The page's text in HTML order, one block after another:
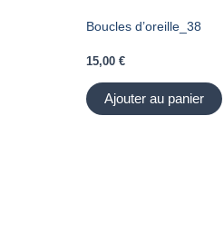
Boucles d’oreille_38
15,00 €
Ajouter au panier